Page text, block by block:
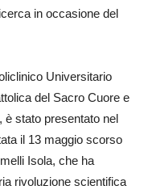
in occasione del
Universitario
del Sacro Cuore e
è stato presentato nel
il 13 maggio scorso
Isola, che ha
rivoluzione scientifica